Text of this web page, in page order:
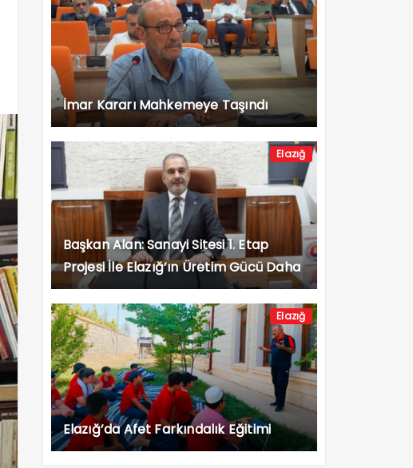
İmar Kararı Mahkemeye Taşındı
Elazığ
Başkan Alan: Sanayi Sitesi 1. Etap
Projesi İle Elazığ’ın Üretim Gücü Daha
da Artacak”
Elazığ
Elazığ’da Afet Farkındalık Eğitimi